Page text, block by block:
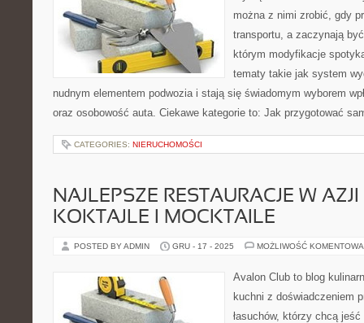
można z nimi zrobić, gdy
transportu, a zaczynają
którym modyfikacje
tematy takie jak system
nudnym elementem podwozia i stają się świadomym wyborem
oraz osobowość auta. Ciekawe kategorie to: Jak przygotować
CATEGORIES: NIERUCHOMOŚCI
NAJLEPSZE RESTAURACJE W
KOKTAJLE I MOCKTAILE
POSTED BY ADMIN GRU - 17 - 2025 MOŻLIWOŚĆ
Avalon Club to blog
kuchni z doświadczeniem
łasuchów, którzy chcą